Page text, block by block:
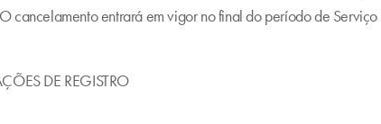
cancelamento entrará em vigor no final do período de
DE REGISTRO